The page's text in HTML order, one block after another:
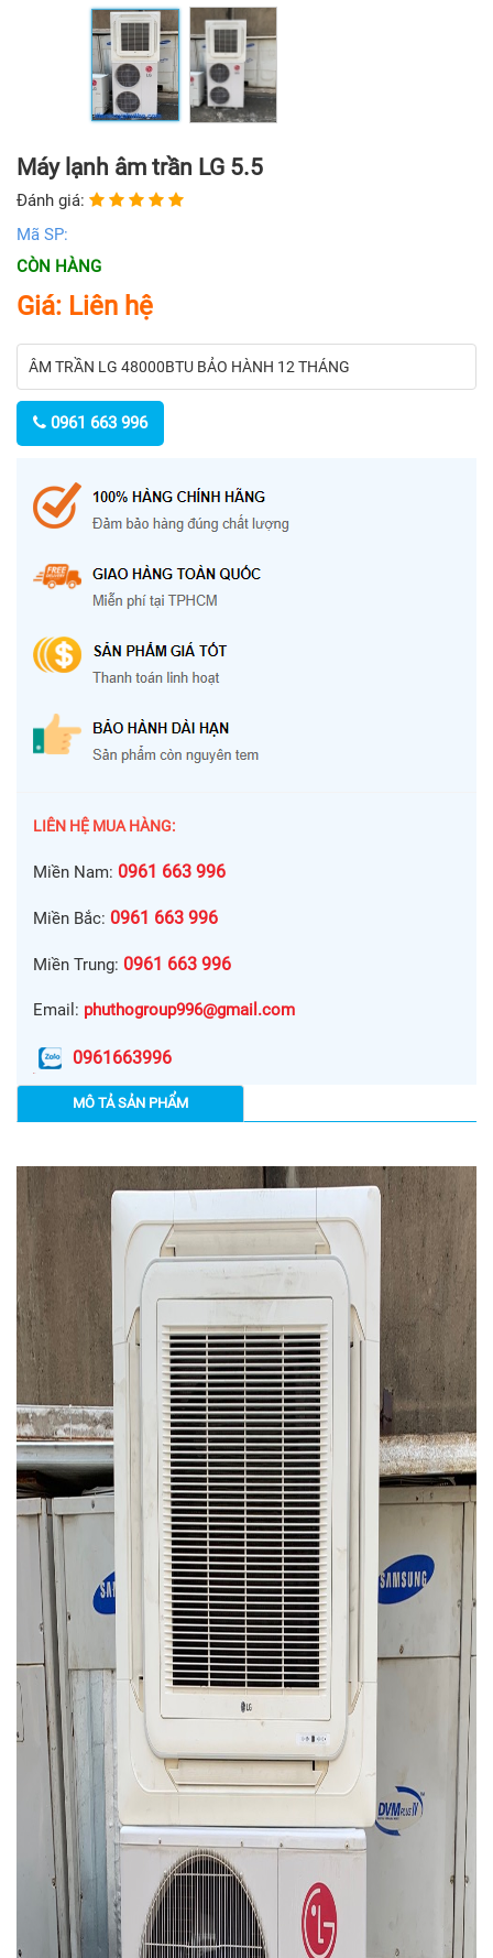
Máy lạnh âm trần LG 5.5
Đánh giá:
Mã SP:
CÒN HÀNG
Giá: Liên hệ
ÂM TRẦN LG 48000BTU BẢO HÀNH 12 THÁNG
0961 663 996
LIÊN HỆ MUA HÀNG:
Miền Nam: 0961 663 996
Miền Bắc: 0961 663 996
Miền Trung: 0961 663 996
Email: phuthogroup996@gmail.com
0961663996
MÔ TẢ SẢN PHẨM